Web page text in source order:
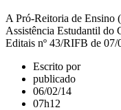
A Pró-Reitoria de Ensino
Assistência Estudantil do
Editais nº 43/RIFB de
Escrito por
publicado
06/02/14
07h12